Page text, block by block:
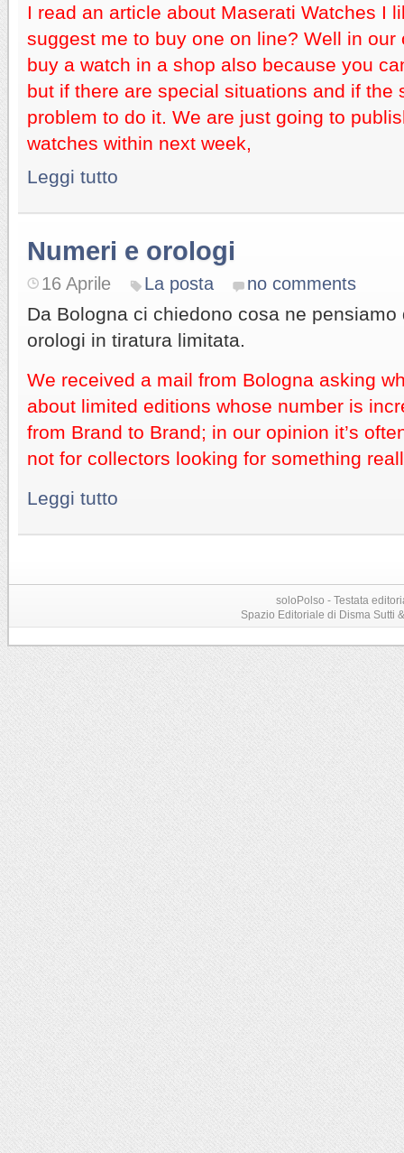
I read an article about Maserati Watches I
suggest me to buy one on line? Well in
buy a watch in a shop also because you
but if there are special situations and if the
problem to do it. We are just going to
watches within next week,
Leggi tutto
Numeri e orologi
16 Aprile La posta no comments
Da Bologna ci chiedono cosa ne
orologi in tiratura limitata.
We received a mail from Bologna asking
about limited editions whose number is
from Brand to Brand; in our opinion it’s
not for collectors looking for something
Leggi tutto
soloPolso - Testata
Spazio Editoriale di Disma Sutti